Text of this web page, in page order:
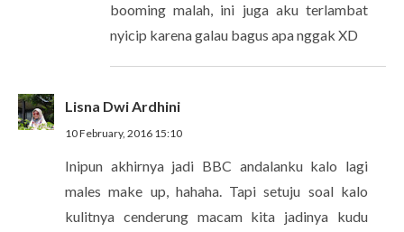
booming malah, ini juga aku terlambat
nyicip karena galau bagus apa nggak XD
Lisna Dwi Ardhini
10 February, 2016 15:10
Inipun akhirnya jadi BBC andalanku kalo lagi
males make up, hahaha. Tapi setuju soal kalo
kulitnya cenderung macam kita jadinya kudu